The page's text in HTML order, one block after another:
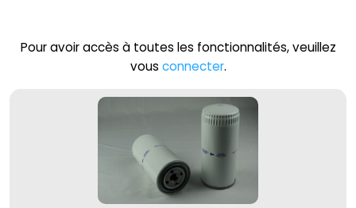
Pour avoir accès à toutes les fonctionnalités, veuillez
vous connecter.